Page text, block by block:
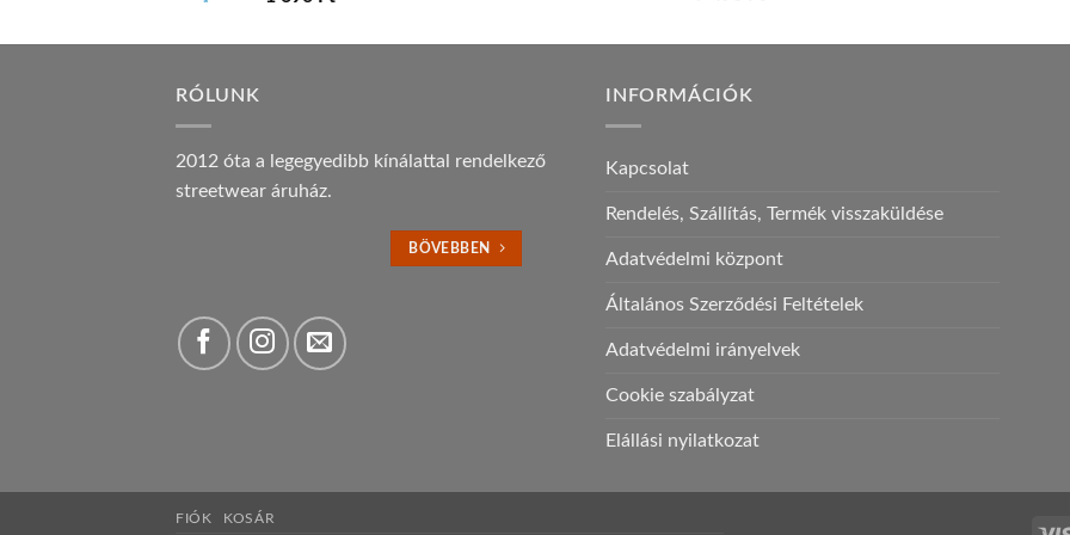
RÓLUNK
2012 óta a legegyedibb kínálattal rendelkező
streetwear áruház.
BÖVEBBEN
INFORMÁCIÓK
Kapcsolat
Rendelés, Szállítás, Termék visszaküldése
Adatvédelmi központ
Általános Szerződési Feltételek
Adatvédelmi irányelvek
Cookie szabályzat
Elállási nyilatkozat
FIÓK KOSÁR